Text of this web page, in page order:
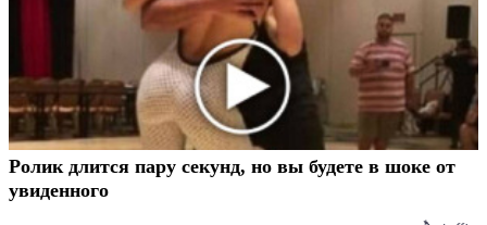
Ролик длится пару секунд, но вы будете в шоке от
увиденного